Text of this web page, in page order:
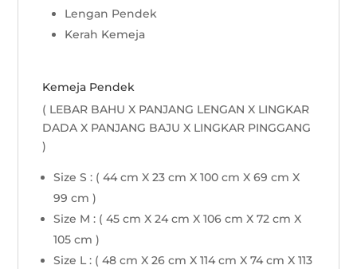
Lengan Pendek
Kerah Kemeja
Kemeja Pendek
( LEBAR BAHU X PANJANG LENGAN X LINGKAR
DADA X PANJANG BAJU X LINGKAR PINGGANG
)
Size S : ( 44 cm X 23 cm X 100 cm X 69 cm X
99 cm )
Size M : ( 45 cm X 24 cm X 106 cm X 72 cm X
105 cm )
Size L : ( 48 cm X 26 cm X 114 cm X 74 cm X 113